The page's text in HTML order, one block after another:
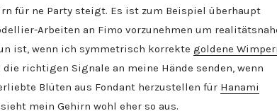
für ne Party steigt. Es ist zum Beispiel überhaupt
Arbeiten an Fimo vorzunehmen um
ist, wenn ich symmetrisch korrekte goldene
richtigen Signale an meine Hände senden, wenn
Blüten aus Fondant herzustellen für Hanami
mein Gehirn wohl eher so aus.